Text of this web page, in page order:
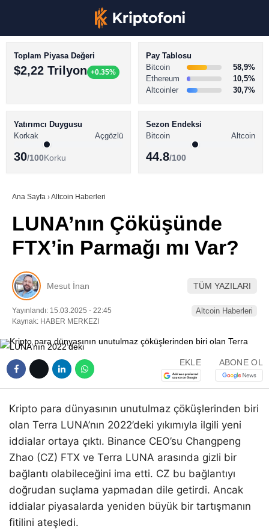
Youtube
TikTok
Pinterest
BİTCOİN HABERLERİ
ALTCOİN HABERLERİ
SÖZLÜK
Toplam Piyasa Değeri
$2,22 Trilyon +0.35%
Pay Tablosu
Bitcoin
58,9%
Ethereum
10,5%
Altcoinler
30,7%
Yatırımcı Duygusu
Korkak
Açgözlü
30/100Korku
Sezon Endeksi
Bitcoin
Altcoin
44.8/100
Ana Sayfa ›Altcoin Haberleri
LUNA’nın Çöküşünde
FTX’in Parmağı mı Var?
Mesut İnan TÜM YAZILARI
Yayınlandı: 15.03.2025 - 22:45
Kaynak: HABER MERKEZI
Altcoin Haberleri
EKLE ABONE OL
Kripto para dünyasının unutulmaz çöküşlerinden biri
olan Terra LUNA’nın 2022’deki yıkımıyla ilgili yeni
iddialar ortaya çıktı. Binance CEO’su Changpeng
Zhao (CZ) FTX ve Terra LUNA arasında gizli bir
bağlantı olabileceğini ima etti. CZ bu bağlantıyı
doğrudan suçlama yapmadan dile getirdi. Ancak
iddialar piyasalarda yeniden büyük bir tartışmanın
fitilini ateşledi.